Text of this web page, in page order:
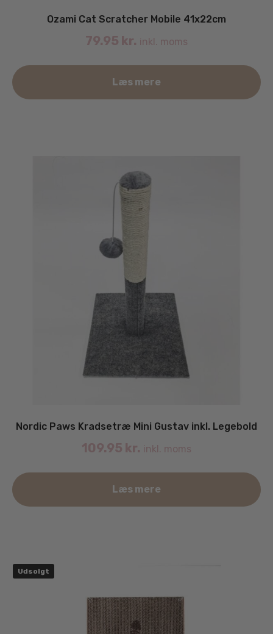
Ozami Cat Scratcher Mobile 41x22cm
79.95 kr. inkl. moms
Læs mere
Nordic Paws Kradsetræ Mini Gustav inkl. Legebold
109.95 kr. inkl. moms
Læs mere
Udsolgt